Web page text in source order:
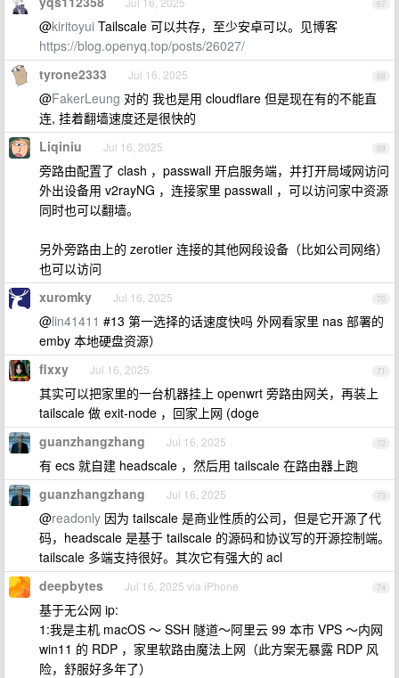
67
@kiritoyui Tailscale 可以共存，至少安卓可以。见博客
https://blog.openyq.top/posts/26027/
68
tyrone2333 Jul 16, 2025
@FakerLeung 对的 我也是用 cloudflare 但是现在有的不能直
连, 挂着翻墙速度还是很快的
69
Liqiniu Jul 16, 2025
旁路由配置了 clash ，passwall 开启服务端，并打开局域网访问
外出设备用 v2rayNG ，连接家里 passwall ，可以访问家中资源
同时也可以翻墙。
另外旁路由上的 zerotier 连接的其他网段设备（比如公司网络）
也可以访问
70
xuromky Jul 16, 2025
@lin41411 #13 第一选择的话速度快吗 外网看家里 nas 部署的
emby 本地硬盘资源）
71
flxxy Jul 16, 2025
其实可以把家里的一台机器挂上 openwrt 旁路由网关，再装上
tailscale 做 exit-node ，回家上网 (doge
72
guanzhangzhang Jul 16, 2025
有 ecs 就自建 headscale ，然后用 tailscale 在路由器上跑
73
guanzhangzhang Jul 16, 2025
@readonly 因为 tailscale 是商业性质的公司，但是它开源了代
码，headscale 是基于 tailscale 的源码和协议写的开源控制端。
tailscale 多端支持很好。其次它有强大的 acl
74
deepbytes Jul 16, 2025 via iPhone
基于无公网 ip:
1:我是主机 macOS ～ SSH 隧道～阿里云 99 本市 VPS ～内网
win11 的 RDP ，家里软路由魔法上网（此方案无暴露 RDP 风
险，舒服好多年了）